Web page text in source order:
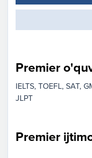
Premier
IELTS TOEFL SAT
JLPT
Premier